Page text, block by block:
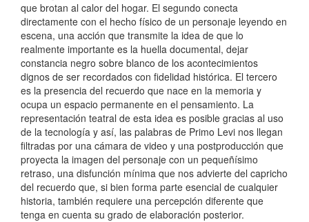
que brotan al calor del hogar. El segundo conecta
directamente con el hecho físico de un personaje leyendo en
escena, una acción que transmite la idea de que lo
realmente importante es la huella documental, dejar
constancia negro sobre blanco de los acontecimientos
dignos de ser recordados con fidelidad histórica. El tercero
es la presencia del recuerdo que nace en la memoria y
ocupa un espacio permanente en el pensamiento. La
representación teatral de esta idea es posible gracias al uso
de la tecnología y así, las palabras de Primo Levi nos llegan
filtradas por una cámara de video y una postproducción que
proyecta la imagen del personaje con un pequeñísimo
retraso, una disfunción mínima que nos advierte del capricho
del recuerdo que, si bien forma parte esencial de cualquier
historia, también requiere una percepción diferente que
tenga en cuenta su grado de elaboración posterior.